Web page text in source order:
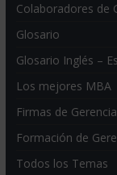
Colaboradores de
Glosario
Glosario Inglés –
Los mejores MBA
Firmas de Gerencia
Formación de
Todos los Temas